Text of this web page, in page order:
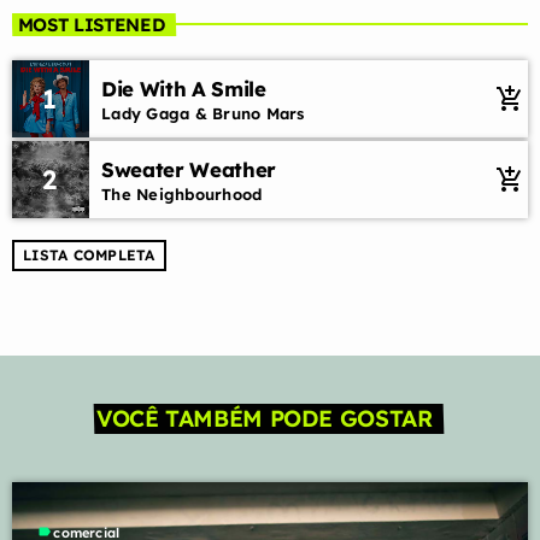
As mais lentinhas do passado na sua noite. O amor e a
saudade falando mais alto.
MOST LISTENED
1 Die With A Smile
Lady Gaga & Bruno Mars add_shopping_cart
2 Sweater Weather
The Neighbourhood add_shopping_cart
LISTA COMPLETA
VOCÊ TAMBÉM PODE GOSTAR
labelcomercial